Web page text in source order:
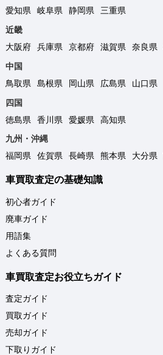
愛知県
岐阜県 静岡県
三重県
近畿
大阪府
兵庫県 京都府 滋賀県 奈良県
中国
鳥取県
島根県 岡山県 広島県
山口県
四国
徳島県
香川県 愛媛県
高知県
九州・沖縄
福岡県
佐賀県 長崎県 熊本県 大分県
車買取査定の基礎知識
初心者ガイド
廃車ガイド
用語集
よくある質問
車買取査定お役立ちガイド
査定ガイド
買取ガイド
売却ガイド
下取りガイド